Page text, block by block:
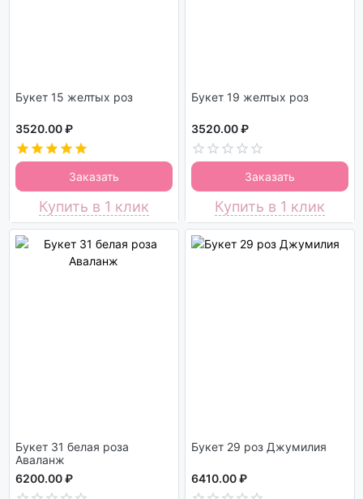
Букет 15 желтых роз
3520.00 ₽
Заказать
Купить в 1 клик
Букет 19 желтых роз
3520.00 ₽
Заказать
Купить в 1 клик
Букет 31 белая роза
Аваланж
6200.00 ₽
Букет 29 роз Джумилия
6410.00 ₽